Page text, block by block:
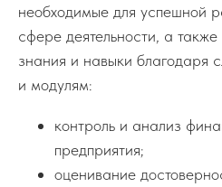
необходимые для успешной
сфере деятельности, а
знания и навыки благодаря
и модулям:
контроль и анализ
предприятия;
оценивание